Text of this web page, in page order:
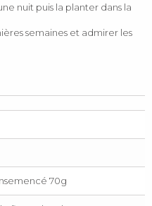
nuit puis la planter dans la
semaines et admirer les
70g